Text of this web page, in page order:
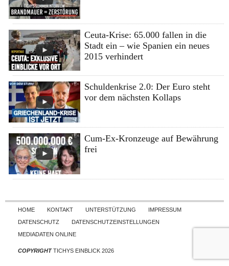
Ceuta-Krise: 65.000 fallen in die
Stadt ein – wie Spanien ein neues
2015 verhindert
Schuldenkrise 2.0: Der Euro steht
vor dem nächsten Kollaps
Cum-Ex-Kronzeuge auf Bewährung
frei
Skip to content
HOME KONTAKT UNTERSTÜTZUNG
IMPRESSUM
DATENSCHUTZ
DATENSCHUTZEINSTELLUNGEN
MEDIADATEN ONLINE
COPYRIGHTTICHYS EINBLICK 2026